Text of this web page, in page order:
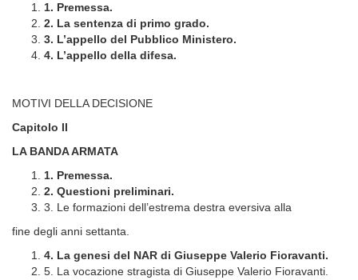
1. Premessa.
2. La sentenza di primo grado.
3. L’appello del Pubblico Ministero.
4. L’appello della difesa.
MOTIVI DELLA DECISIONE
Capitolo II
LA BANDA ARMATA
1. Premessa.
2. Questioni preliminari.
3. Le formazioni dell’estrema destra eversiva alla
fine degli anni settanta.
4. La genesi del NAR di Giuseppe Valerio Fioravanti.
5. La vocazione stragista di Giuseppe Valerio Fioravanti.